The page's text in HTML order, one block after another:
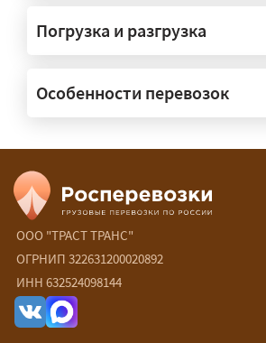
сопровождение?
организуем. Потребность
прикрытия зависит от
груза и маршрута; это
Сколько стоит
негабарита?
— От 90 ₽/км. Точная
рассчитывается
влияют габариты и
Погрузка и разгрузка
Особенности перевозок
ООО "ТРАСТ ТРАНС"
ОГРНИП 322631200020892
ИНН 632524098144